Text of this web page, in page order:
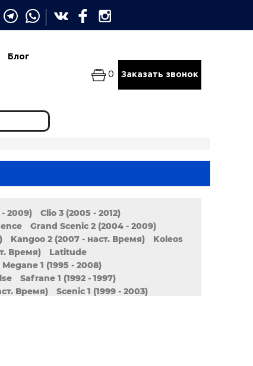
Блог
0 Заказать звонок
- 2009)
Clio 3 (2005 - 2012)
Grand Scenic 2 (2004 - 2009)
Kangoo 2 (2007 - наст. Время)
Koleos
Время)
Latitude
Megane 1 (1995 - 2008)
Safrane 1 (1992 - 1997)
Время)
Scenic 1 (1999 - 2003)